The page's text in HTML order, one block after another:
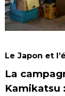
Dossiers
Société
Le Japon et
La
Kamikatsu